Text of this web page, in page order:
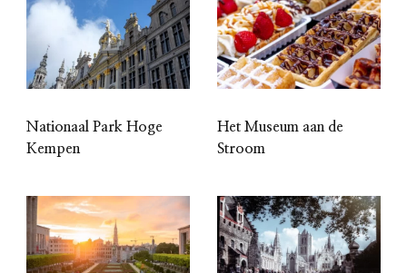
Nationaal Park Hoge
Kempen
Het Museum aan de
Stroom